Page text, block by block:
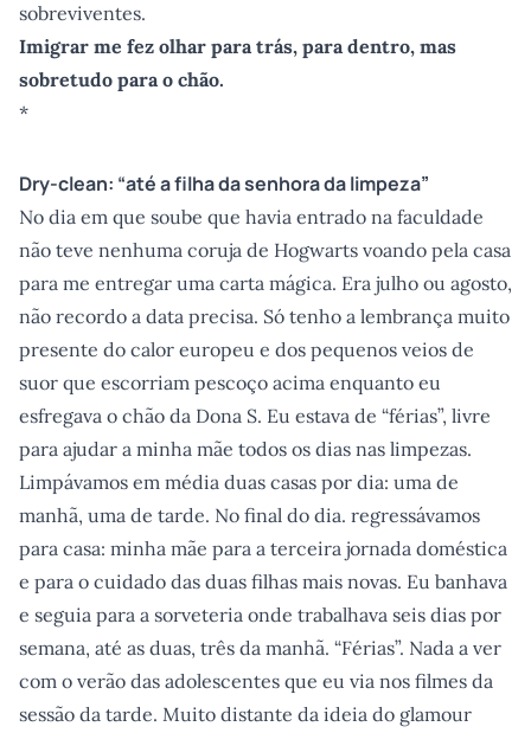
sobreviventes.
Imigrar me fez olhar para trás, para dentro, mas
sobretudo para o chão.
*
Dry-clean: “até a filha da senhora da limpeza”
No dia em que soube que havia entrado na faculdade
não teve nenhuma coruja de Hogwarts voando pela casa
para me entregar uma carta mágica. Era julho ou agosto,
não recordo a data precisa. Só tenho a lembrança muito
presente do calor europeu e dos pequenos veios de
suor que escorriam pescoço acima enquanto eu
esfregava o chão da Dona S. Eu estava de “férias”, livre
para ajudar a minha mãe todos os dias nas limpezas.
Limpávamos em média duas casas por dia: uma de
manhã, uma de tarde. No final do dia. regressávamos
para casa: minha mãe para a terceira jornada doméstica
e para o cuidado das duas filhas mais novas. Eu banhava
e seguia para a sorveteria onde trabalhava seis dias por
semana, até as duas, três da manhã. “Férias”. Nada a ver
com o verão das adolescentes que eu via nos filmes da
sessão da tarde. Muito distante da ideia do glamour